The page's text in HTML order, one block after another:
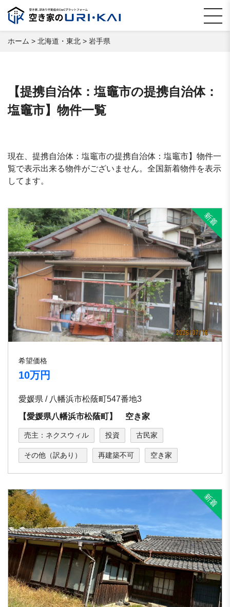
ホーム > 北海道・東北 > 岩手県
【提携自治体：塩竈市の提携自治体：
塩竈市】物件一覧
現在、提携自治体：塩竈市の提携自治体：塩竈市】物件一
覧で表示出来る物件がございません。全国新着物件を表示
してます。
希望価格
10万円
愛媛県 / 八幡浜市松蔭町547番地3
【愛媛県八幡浜市松蔭町】 空き家
売主：ネクスウィル 投資 古民家
その他（訳あり） 再建築不可 空き家